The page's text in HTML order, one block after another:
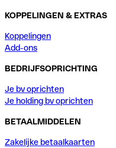
KOPPELINGEN & EXTRAS
Koppelingen
Add-ons
BEDRIJFSOPRICHTING
Je bv oprichten
Je holding bv oprichten
BETAALMIDDELEN
Zakelijke betaalkaarten